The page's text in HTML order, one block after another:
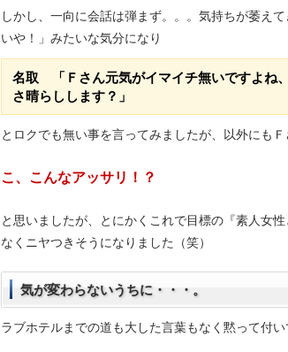
しかし、一向に会話は弾まず。。。気持ちが萎え
いや！」みたいな気分になり
名取 「Ｆさん元気がイマイチ無いですよね
さ晴らしします？」
とロクでも無い事を言ってみましたが、以外にもＦ
こ、こんなアッサリ！？
と思いましたが、とにかくこれで目標の『素人女
なくニヤつきそうになりました（笑）
気が変わらないうちに・・・。
ラブホテルまでの道も大した言葉もなく黙って付い